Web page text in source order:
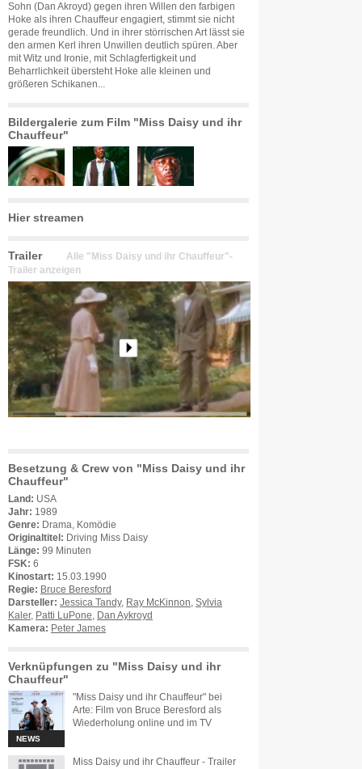
Sohn (Dan Akroyd) gegen ihren Willen den farbigen
Hoke als ihren Chauffeur engagiert, stimmt sie nicht
gerade freundlich. Und in ihrer störrischen Art lässt sie
den armen Kerl ihren Unwillen deutlich spüren. Aber
mit Witz und Ironie, mit Schlagfertigkeit und
Beharrlichkeit übersteht Hoke alle kleinen und
größeren Schikanen...
Bildergalerie zum Film "Miss Daisy und ihr
Chauffeur"
Hier streamen
Trailer
Alle "Miss Daisy und ihr Chauffeur"-
Trailer anzeigen
Besetzung & Crew von "Miss Daisy und ihr
Chauffeur"
Land: USA
Jahr: 1989
Genre: Drama, Komödie
Originaltitel: Driving Miss Daisy
Länge: 99 Minuten
FSK: 6
Kinostart: 15.03.1990
Regie: Bruce Beresford
Darsteller: Jessica Tandy, Ray McKinnon Sylvia
Kaler, Patti LuPone
Dan Aykroyd
Kamera: Peter James
Verknüpfungen zu "Miss Daisy und ihr
Chauffeur"
NEWS
"Miss Daisy und ihr Chauffeur" bei
Arte: Film von Bruce Beresford als
Wiederholung online und im TV
Miss Daisy und ihr Chauffeur - Trailer